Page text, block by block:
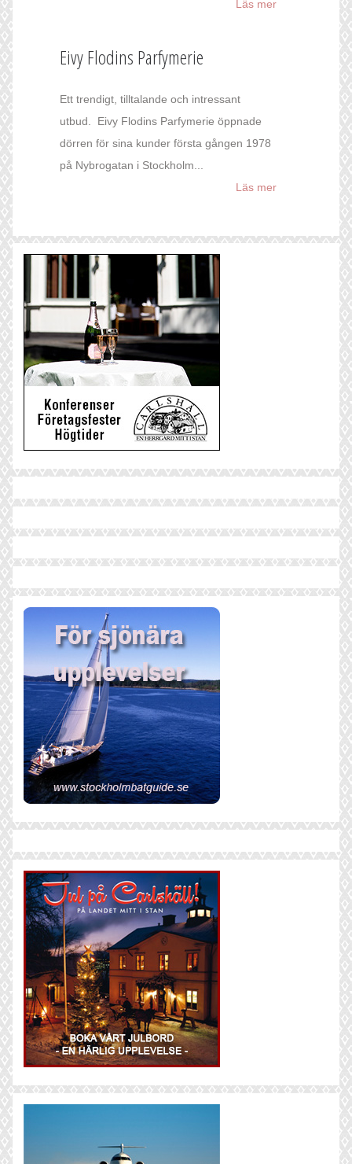
Läs mer
Eivy Flodins Parfymerie
Ett trendigt, tilltalande och intressant
utbud. Eivy Flodins Parfymerie öppnade
dörren för sina kunder första gången 1978
på Nybrogatan i Stockholm...
Läs mer